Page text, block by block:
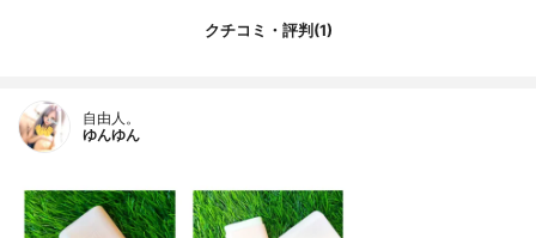
ンタンジオール／アジピン酸／グリセリ
ン）クロスポリマー、ｔ－ブチルメトキシ
ド、ヒアルロン酸Ｎａ、グリセリン、ベヘ
ニルアルコール、ペンタステアリン酸ポリ
クチコミ・評判(1)
自由人。
ゆんゆん